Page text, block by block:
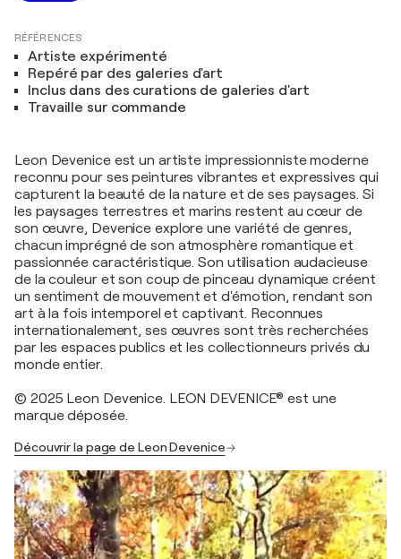
RÉFÉRENCES
Artiste expérimenté
Repéré par des galeries d'art
Inclus dans des curations de galeries d'art
Travaille sur commande
Leon Devenice est un artiste impressionniste moderne
reconnu pour ses peintures vibrantes et expressives qui
capturent la beauté de la nature et de ses paysages. Si
les paysages terrestres et marins restent au cœur de
son œuvre, Devenice explore une variété de genres,
chacun imprégné de son atmosphère romantique et
passionnée caractéristique. Son utilisation audacieuse
de la couleur et son coup de pinceau dynamique créent
un sentiment de mouvement et d'émotion, rendant son
art à la fois intemporel et captivant. Reconnues
internationalement, ses œuvres sont très recherchées
par les espaces publics et les collectionneurs privés du
monde entier.
© 2025 Leon Devenice. LEON DEVENICE® est une
marque déposée.
Découvrir la page de Leon Devenice